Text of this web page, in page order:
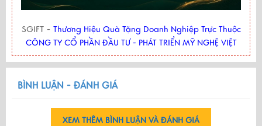
SGIFT - Thương Hiệu Quà Tặng Doanh Nghiệp Trực Thuộc
CÔNG TY CỔ PHẦN ĐẦU TƯ - PHÁT TRIỂN MỸ NGHỆ VIỆT
BÌNH LUẬN - ĐÁNH GIÁ
XEM THÊM BÌNH LUẬN VÀ ĐÁNH GIÁ